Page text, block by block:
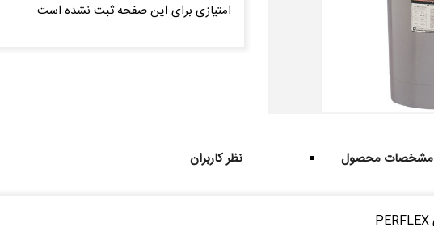
امتیازی برای این صفحه ثبت نشده است
مشخصات محصول نظر کاربران